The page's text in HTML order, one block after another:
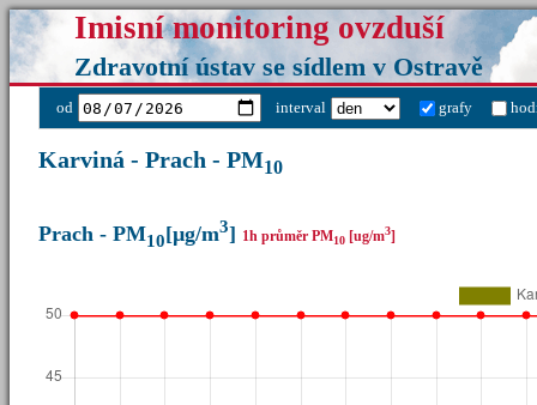
Imisní monitoring ovzduší
Zdravotní ústav se sídlem v Ostravě
od interval grafy
Karviná - Prach - PM10
Prach - PM10[µg/m3] 1h průměr PM10 [ug/m3]